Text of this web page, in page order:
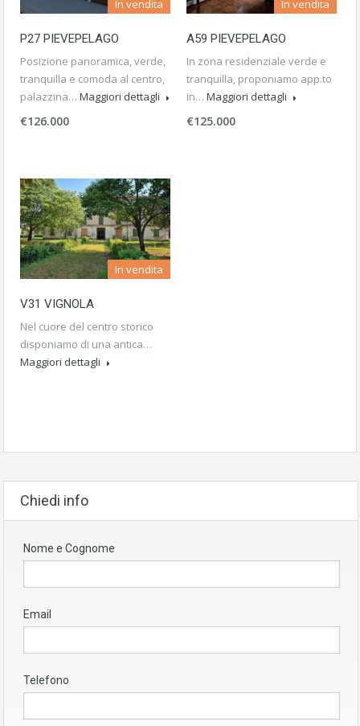
In vendita
P27 PIEVEPELAGO
Posizione panoramica, verde,
tranquilla e comoda al centro,
palazzina… Maggiori dettagli
€126.000
In vendita
A59 PIEVEPELAGO
In zona residenziale verde e
tranquilla, proponiamo app.to
in… Maggiori dettagli
€125.000
In vendita
V31 VIGNOLA
Nel cuore del centro storico
disponiamo di una antica…
Maggiori dettagli
Chiedi info
Nome e Cognome
Email
Telefono